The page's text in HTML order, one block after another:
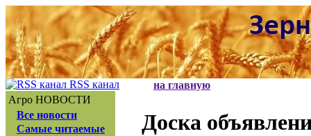
RSS канал
Агро НОВОСТИ
Все новости
Самые читаемые
на главную
Доска